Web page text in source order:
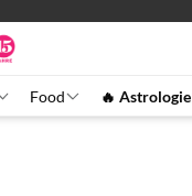
Food 🔥 Astrologie